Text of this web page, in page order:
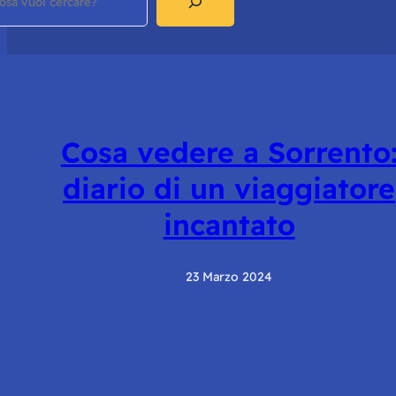
Cosa vedere a Sorrento:
diario di un viaggiatore
incantato
23 Marzo 2024